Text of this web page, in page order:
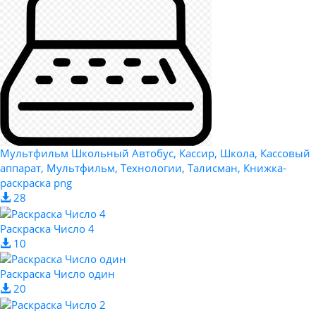
Мультфильм Школьный Автобус, Кассир, Школа, Кассовый
аппарат, Мультфильм, Технологии, Талисман, Книжка-
раскраска png
28
Раскраска Число 4
10
Раскраска Число один
20